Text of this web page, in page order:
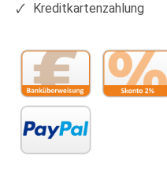
Kreditkartenzahlung